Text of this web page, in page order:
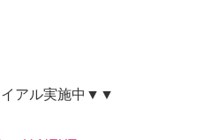
イアル実施中▼▼